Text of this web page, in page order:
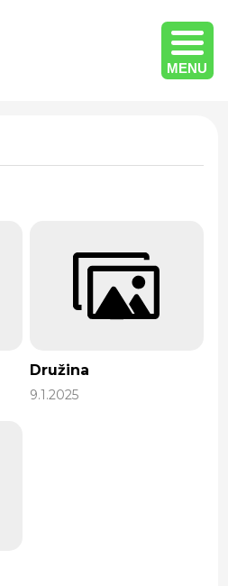
MENU
Družina
9.1.2025